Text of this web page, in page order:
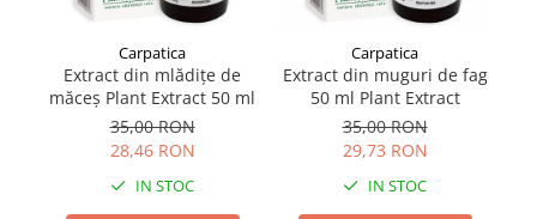
Carpatica
Extract din mlădițe de
măceș Plant Extract 50 ml
35,00 RON
28,46 RON
IN STOC
Carpatica
Extract din muguri de fag
50 ml Plant Extract
35,00 RON
29,73 RON
IN STOC